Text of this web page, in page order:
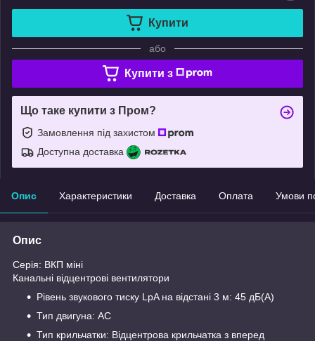
Купити
або
Купити з
Що таке купити з Пром?
Замовлення під захистом
Доступна доставка
Опис Характеристики Доставка Оплата Умови
Опис
Серія: ВКП міні
Канальні відцентрові вентилятори
Рівень звукового тиску LpA на відстані 3 м: 45 дБ(А)
Тип двигуна: AC
Тип крильчатки: Відцентрова крильчатка з вперед